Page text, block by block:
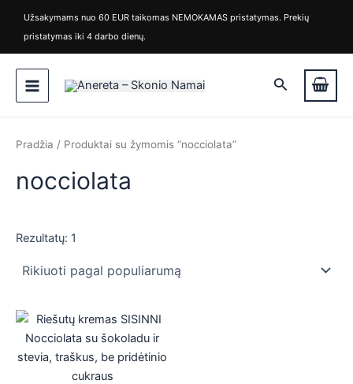
turinio
Užsakymams nuo 60 EUR taikomas NEMOKAMAS pristatymas. Prekių
pristatymas iki 4 darbo dienų.
Main
Menu
Paieška
k
a
n
s
k
i
Pradžia / Produktai su žymomis “nocciolata”
nocciolata
Rezultatų: 1